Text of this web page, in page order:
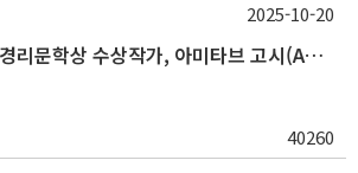
(10/27) 제14회 박경리문학상 수상작가, 아미타브 고시(Amitav Ghosh) 강연 안내
40260
2025-10-20